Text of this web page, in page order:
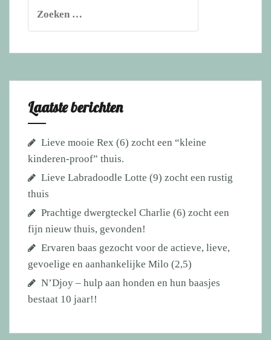
naar:
Laatste berichten
Lieve mooie Rex (6) zocht een “kleine
kinderen-proof” thuis.
Lieve Labradoodle Lotte (9) zocht een rustig
thuis
Prachtige dwergteckel Charlie (6) zocht een
fijn nieuw thuis, gevonden!
Ervaren baas gezocht voor de actieve, lieve,
gevoelige en aanhankelijke Milo (2,5)
N’Djoy – hulp aan honden en hun baasjes
bestaat 10 jaar!!